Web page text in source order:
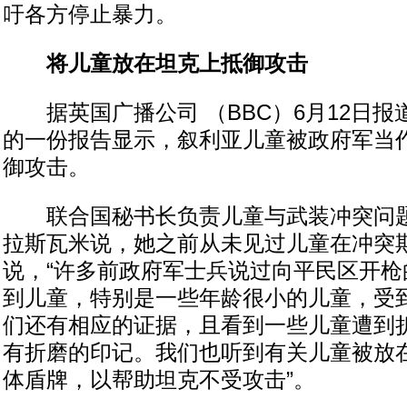
吁各方停止暴力。
将儿童放在坦克上抵御攻击
据英国广播公司 （BBC）6月12日报
的一份报告显示，叙利亚儿童被政府军当
御攻击。
联合国秘书长负责儿童与武装冲突问
拉斯瓦米说，她之前从未见过儿童在冲突
说，“许多前政府军士兵说过向平民区开
到儿童，特别是一些年龄很小的儿童，受
们还有相应的证据，且看到一些儿童遭到
有折磨的印记。我们也听到有关儿童被放
体盾牌，以帮助坦克不受攻击”。